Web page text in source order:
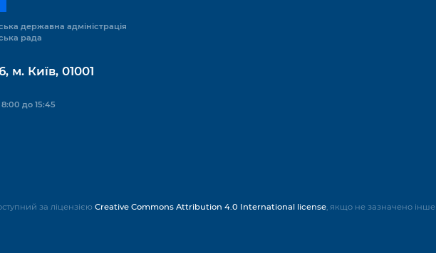
державна адміністрація
рада
м. Київ, 01001
до 15:45
за ліцензією Creative Commons Attribution 4.0 International license, якщо не зазначено інше